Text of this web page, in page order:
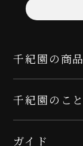
千紀園の商品
千紀園のこと
ガイド